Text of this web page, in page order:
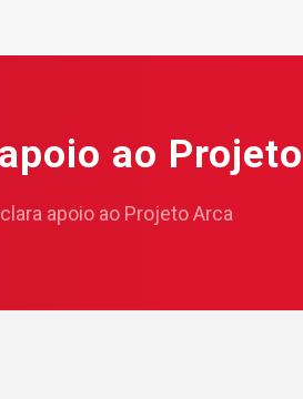
ao
apoio ao Projeto Arca